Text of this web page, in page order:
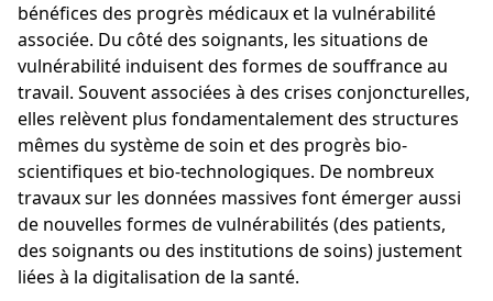
bénéfices des progrès médicaux et la vulnérabilité
associée. Du côté des soignants, les situations de
vulnérabilité induisent des formes de souffrance au
travail. Souvent associées à des crises conjoncturelles,
elles relèvent plus fondamentalement des structures
mêmes du système de soin et des progrès bio-
scientifiques et bio-technologiques. De nombreux
travaux sur les données massives font émerger aussi
de nouvelles formes de vulnérabilités (des patients,
des soignants ou des institutions de soins) justement
liées à la digitalisation de la santé.